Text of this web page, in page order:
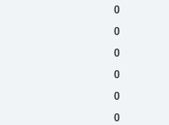
0
0
0
0
0
0